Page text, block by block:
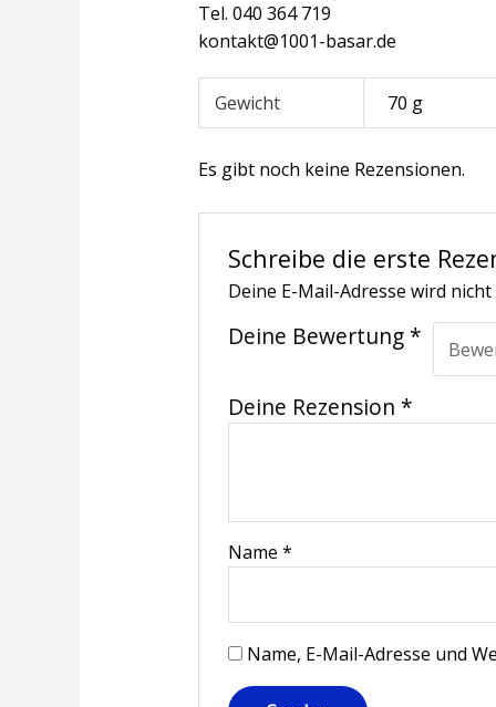
Tel. 040 364 719
kontakt@1001-basar.de
Gewicht 70 g
Es gibt noch keine Rezensionen.
Schreibe die erste
Deine E-Mail-Adresse wird
Deine Bewertung *
Deine Rezension *
Name*
Name, E-Mail-Adresse und